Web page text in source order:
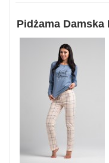
Pidżama Damska